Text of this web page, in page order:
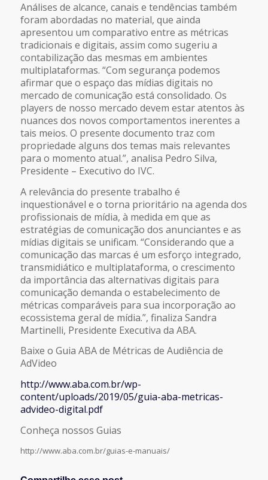
Análises de alcance, canais e tendências também
foram abordadas no material, que ainda
apresentou um comparativo entre as métricas
tradicionais e digitais, assim como sugeriu a
contabilização das mesmas em ambientes
multiplataformas. “Com segurança podemos
afirmar que o espaço das mídias digitais no
mercado de comunicação está consolidado. Os
players de nosso mercado devem estar atentos às
nuances dos novos comportamentos inerentes a
tais meios. O presente documento traz com
propriedade alguns dos temas mais relevantes
para o momento atual.”, analisa Pedro Silva,
Presidente – Executivo do IVC.
A relevância do presente trabalho é
inquestionável e o torna prioritário na agenda dos
profissionais de mídia, à medida em que as
estratégias de comunicação dos anunciantes e as
mídias digitais se unificam. “Considerando que a
comunicação das marcas é um esforço integrado,
transmidiático e multiplataforma, o crescimento
da importância das alternativas digitais para
comunicação demanda o estabelecimento de
métricas comparáveis para sua incorporação ao
ecossistema geral de mídia.”, finaliza Sandra
Martinelli, Presidente Executiva da ABA.
Baixe o Guia ABA de Métricas de Audiência de
AdVideo
http://www.aba.com.br/wp-
content/uploads/2019/05/guia-aba-metricas-
advideo-digital.pdf
Conheça nossos Guias
http://www.aba.com.br/guias-e-manuais/